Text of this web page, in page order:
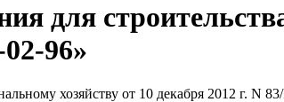
для
96»
хозяйству от 10 декабря 2012 г. N